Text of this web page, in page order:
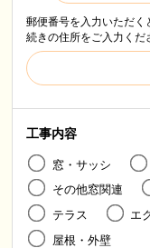
郵便番号を入力いただく
続きの住所をご入力くだ
工事内容
窓・サッシ
その他窓関連
テラス
エ
屋根・外壁